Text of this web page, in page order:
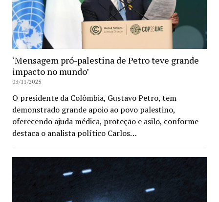
‘Mensagem pró-palestina de Petro teve grande
impacto no mundo’
03/11/2025
O presidente da Colômbia, Gustavo Petro, tem
demonstrado grande apoio ao povo palestino,
oferecendo ajuda médica, proteção e asilo, conforme
destaca o analista político Carlos…